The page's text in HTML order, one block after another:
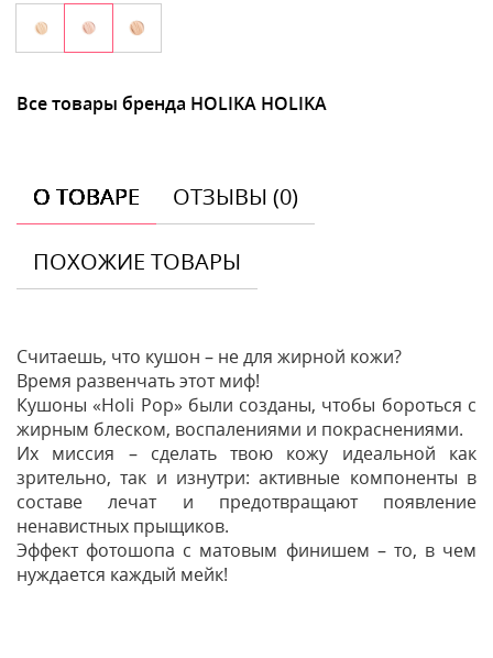
Все товары бренда HOLIKA HOLIKA
О ТОВАРЕ ОТЗЫВЫ (0)
ПОХОЖИЕ ТОВАРЫ
Считаешь, что кушон – не для жирной кожи?
Время развенчать этот миф!
Кушоны «Holi Pop» были созданы, чтобы бороться с
жирным блеском, воспалениями и покраснениями.
Их миссия – сделать твою кожу идеальной как
зрительно, так и изнутри: активные компоненты в
составе лечат и предотвращают появление
ненавистных прыщиков.
Эффект фотошопа с матовым финишем – то, в чем
нуждается каждый мейк!